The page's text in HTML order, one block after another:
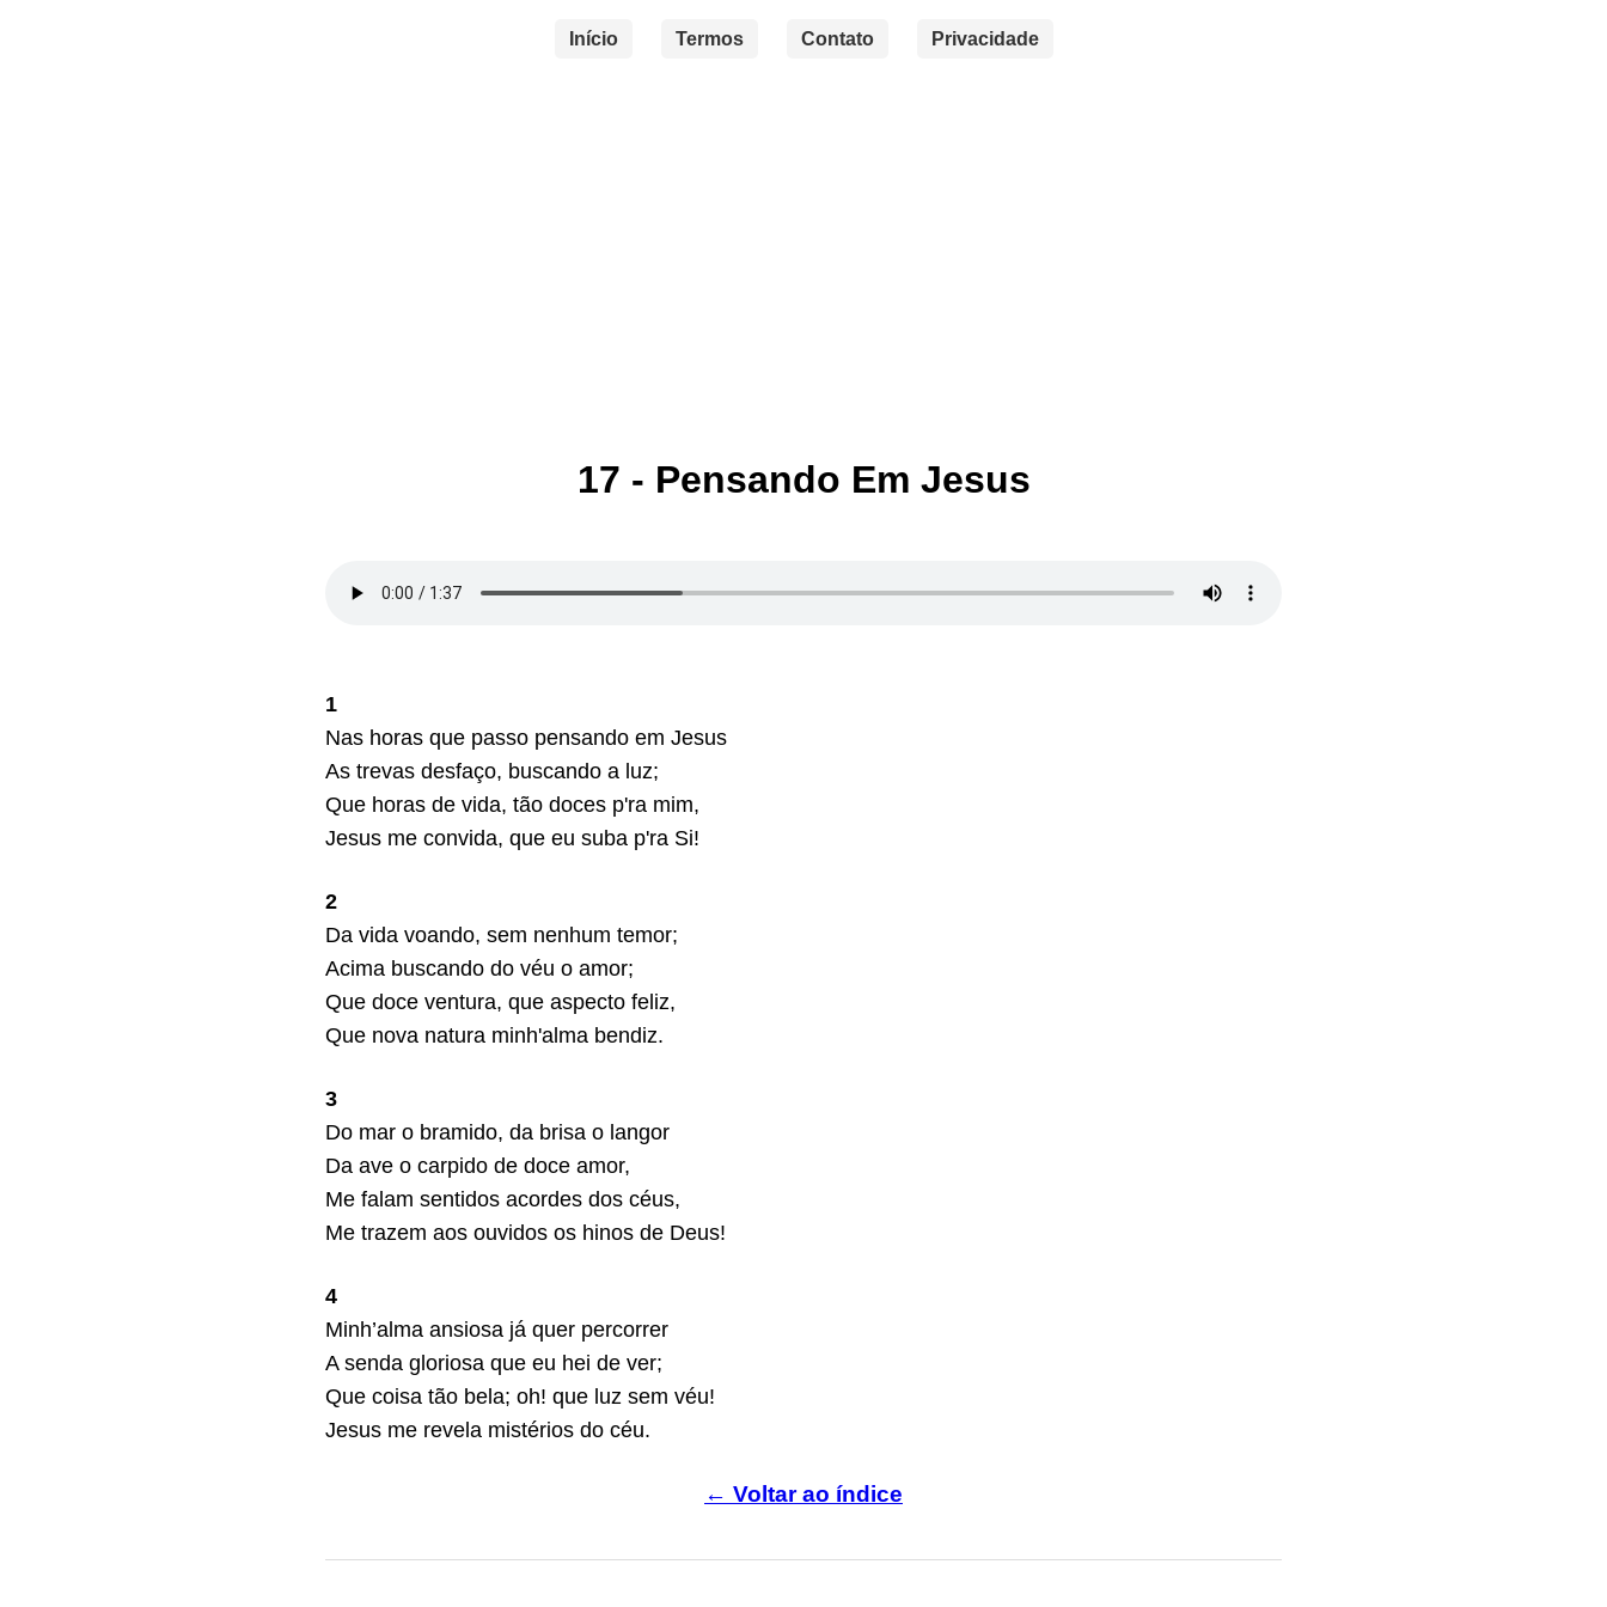
Início Termos Contato Privacidade
17 - Pensando Em Jesus
1
Nas horas que passo pensando em Jesus
As trevas desfaço, buscando a luz;
Que horas de vida, tão doces p'ra mim,
Jesus me convida, que eu suba p'ra Si!
2
Da vida voando, sem nenhum temor;
Acima buscando do véu o amor;
Que doce ventura, que aspecto feliz,
Que nova natura minh'alma bendiz.
3
Do mar o bramido, da brisa o langor
Da ave o carpido de doce amor,
Me falam sentidos acordes dos céus,
Me trazem aos ouvidos os hinos de Deus!
4
Minh’alma ansiosa já quer percorrer
A senda gloriosa que eu hei de ver;
Que coisa tão bela; oh! que luz sem véu!
Jesus me revela mistérios do céu.
← Voltar ao índice